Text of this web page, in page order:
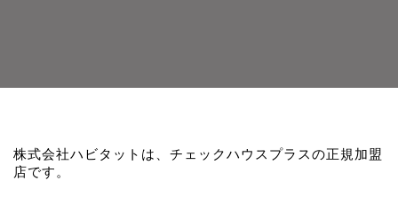
株式会社ハビタットは、チェックハウスプラスの正規加盟
店です。